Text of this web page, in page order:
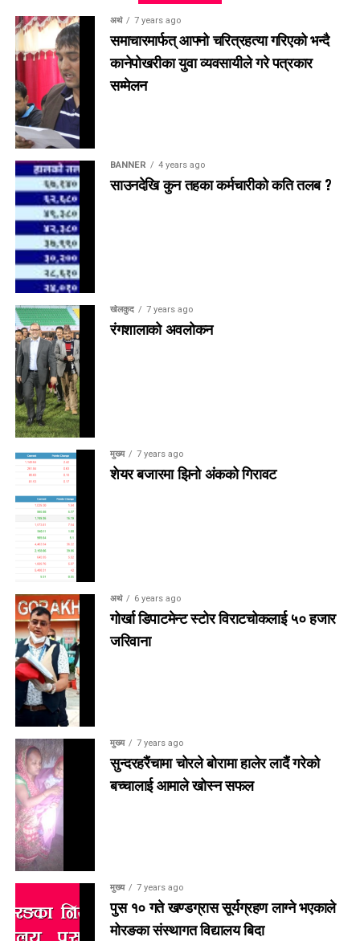
अर्थ 7 years ago
समाचारमार्फत् आफ्नो चरित्रहत्या गरिएको भन्दै
कानेपोखरीका युवा व्यवसायीले गरे पत्रकार
सम्मेलन
BANNER 4 years ago
साउनदेखि कुन तहका कर्मचारीको कति तलब ?
खेलकुद 7 years ago
रंगशालाको अवलोकन
मुख्य 7 years ago
शेयर बजारमा झिनो अंकको गिरावट
अर्थ 6 years ago
गोर्खा डिपाटमेन्ट स्टोर विराटचोकलाई ५० हजार
जरिवाना
मुख्य 7 years ago
सुन्दरहरैंचामा चोरले बोरामा हालेर लादैं गरेको
बच्चालाई आमाले खोस्न सफल
मुख्य 7 years ago
पुस १० गते खण्डग्रास सूर्यग्रहण लाग्ने भएकाले
मोरङका संस्थागत विद्यालय बिदा